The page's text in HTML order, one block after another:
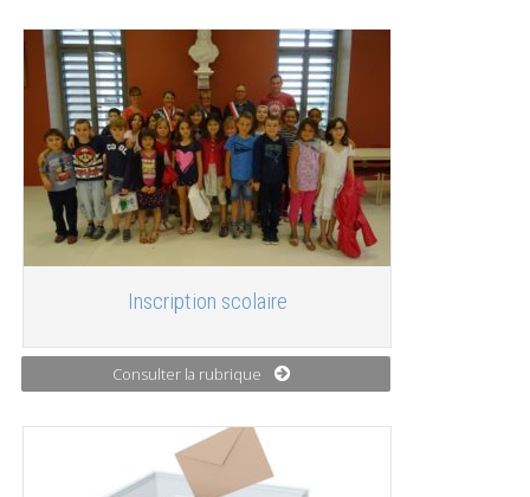
Inscription scolaire
Consulter la rubrique